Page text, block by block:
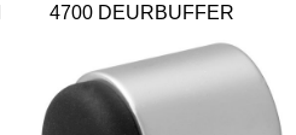
4700 DEURBUFFER